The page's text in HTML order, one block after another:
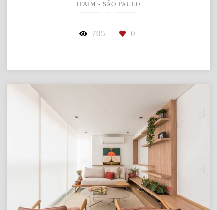
ITAIM - SÃO PAULO
705 0